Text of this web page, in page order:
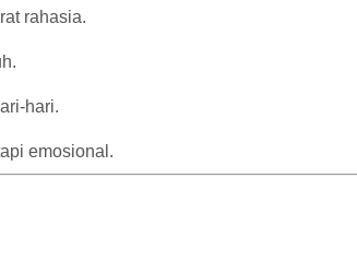
rahasia.
hari.
emosional.